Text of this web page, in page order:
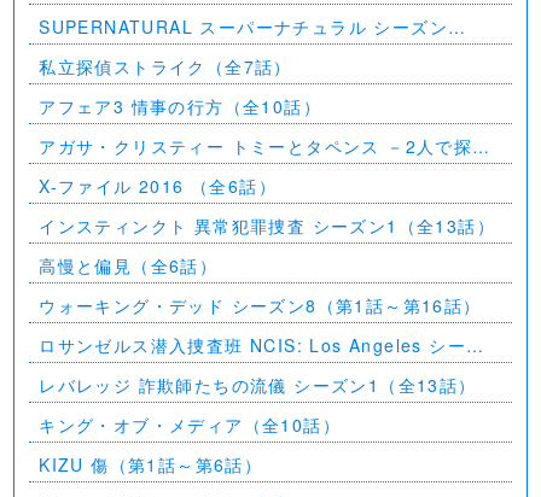
SUPERNATURAL スーパーナチュラル シーズン
11（全23話）
私立探偵ストライク（全7話）
アフェア3 情事の行方（全10話）
アガサ・クリスティー トミーとタペンス －2人で探偵
を－
X-ファイル 2016 （全6話）
インスティンクト 異常犯罪捜査 シーズン1（全13話）
高慢と偏見（全6話）
ウォーキング・デッド シーズン8（第1話～第16話）
ロサンゼルス潜入捜査班 NCIS: Los Angeles シーズ
ン5（第2話～第24話）
レバレッジ 詐欺師たちの流儀 シーズン1（全13話）
キング・オブ・メディア（全10話）
KIZU 傷（第1話～第6話）